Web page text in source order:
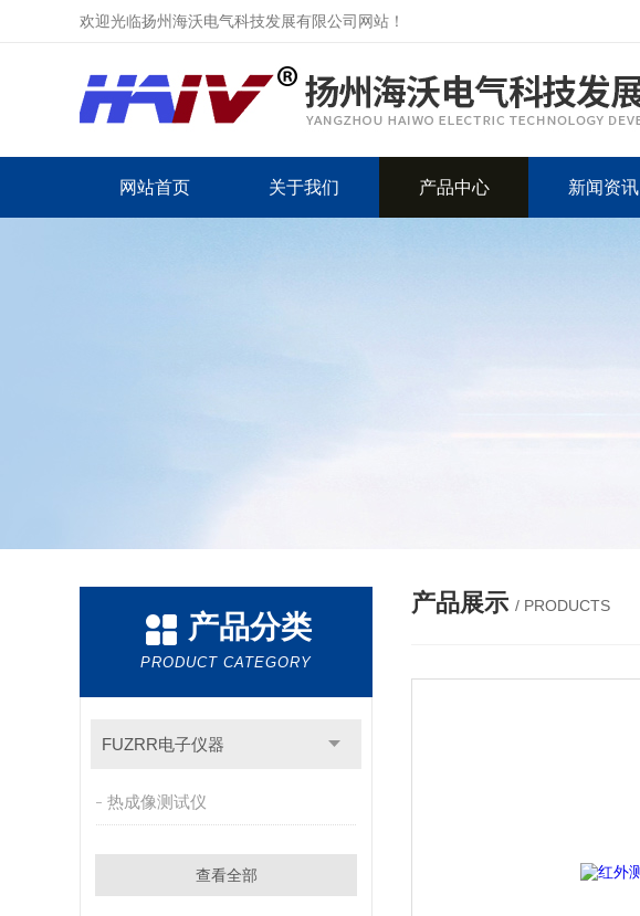
欢迎光临扬州海沃电气科技发展有限公司网站！
网站首页 关于我们 产品中心 新闻资讯
产品分类
PRODUCT CATEGORY
FUZRR电子仪器
热成像测试仪
查看全部
产品展示 / PRODUCTS